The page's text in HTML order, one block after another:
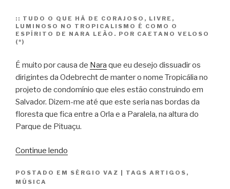
:: TUDO O QUE HÁ DE CORAJOSO, LIVRE,
LUMINOSO NO TROPICALISMO É COMO O
ESPÍRITO DE NARA LEÃO. POR CAETANO VELOSO
(*)
É muito por causa de Nara que eu desejo dissuadir os
dirigintes da Odebrecht de manter o nome Tropicália no
projeto de condomínio que eles estão construindo em
Salvador. Dizem-me até que este seria nas bordas da
floresta que fica entre a Orla e a Paralela, na altura do
Parque de Pituaçu.
Continue lendo
POSTADO EM SÉRGIO VAZ TAGS ARTIGOS ,
MÚSICA